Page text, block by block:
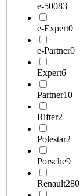
e-50083
e-Expert0
e-Partner0
Expert6
Partner10
Rifter2
Polestar2
Porsche9
Renault280